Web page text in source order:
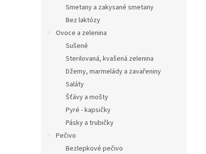
Smetany a zakysané smetany
Bez laktózy
Ovoce a zelenina
Sušené
Sterilovaná, kvašená zelenina
Džemy, marmelády a zavařeniny
Saláty
Šťávy a mošty
Pyré - kapsičky
Pásky a trubičky
Pečivo
Bezlepkové pečivo